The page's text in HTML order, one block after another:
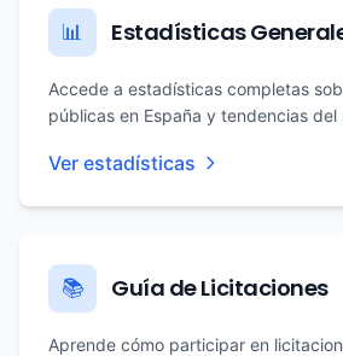
📊 Estadísticas
Accede a estadísticas completas
públicas en España y tendencias del
Ver estadísticas
📚 Guía de Licitaciones
Aprende cómo participar en